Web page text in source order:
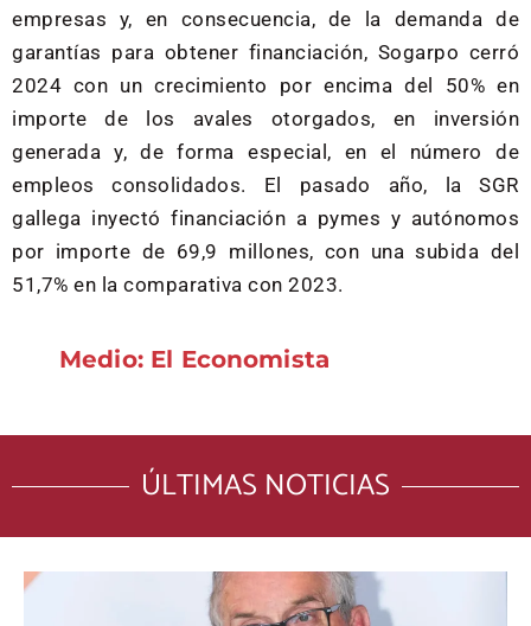
empresas y, en consecuencia, de la demanda de
garantías para obtener financiación, Sogarpo cerró
2024 con un crecimiento por encima del 50% en
importe de los avales otorgados, en inversión
generada y, de forma especial, en el número de
empleos consolidados. El pasado año, la SGR
gallega inyectó financiación a pymes y autónomos
por importe de 69,9 millones, con una subida del
51,7% en la comparativa con 2023.
Medio: El Economista
ÚLTIMAS NOTICIAS